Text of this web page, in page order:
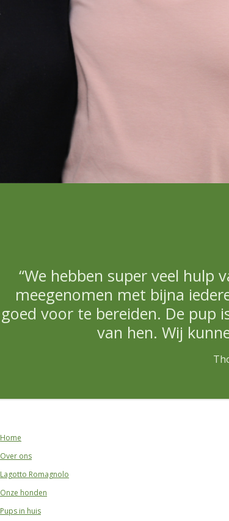
“We hebben super veel hulp
meegenomen met bijna
goed voor te bereiden. De pup
van hen. Wij
Home
Over ons
Lagotto Romagnolo
Onze honden
Pups in huis